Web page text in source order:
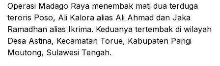
Operasi Madago Raya menembak mati dua terduga
teroris Poso, Ali Kalora alias Ali Ahmad dan Jaka
Ramadhan alias Ikrima. Keduanya tertembak di wilayah
Desa Astina, Kecamatan Torue, Kabupaten Parigi
Moutong, Sulawesi Tengah.